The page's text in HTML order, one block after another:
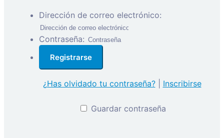
Dirección de correo electrónico:
Contraseña:
¿Has olvidado tu contraseña?| Inscribirse
Guardar contraseña